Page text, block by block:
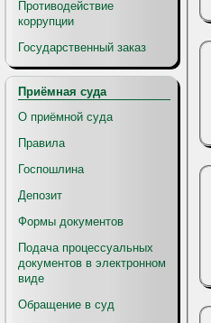
Противодействие
коррупции
Государственный заказ
Приёмная суда
О приёмной суда
Правила
Госпошлина
Депозит
Формы документов
Подача процессуальных
документов в электронном
виде
Обращение в суд